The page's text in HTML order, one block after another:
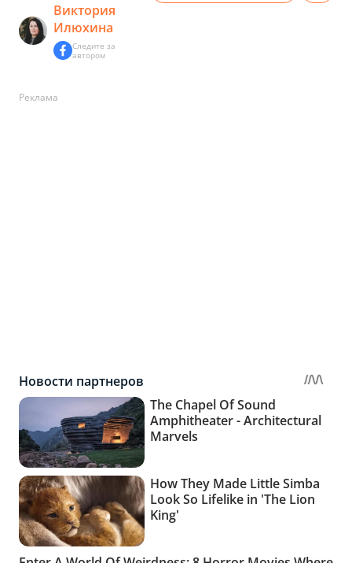
Виктория
Илюхина
Следите за
автором
Реклама